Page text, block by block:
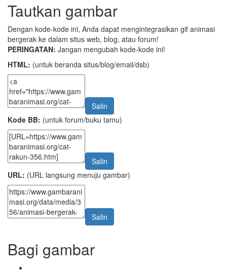
Tautkan gambar
Dengan kode-kode ini, Anda dapat mengintegrasikan gif animasi
bergerak ke dalam situs web, blog, atau forum!
PERINGATAN: Jangan mengubah kode-kode ini!
HTML: (untuk beranda situs/blog/email/dsb)
Salin
Kode BB: (untuk forum/buku tamu)
Salin
URL: (URL langsung menuju gambar)
Salin
Bagi gambar